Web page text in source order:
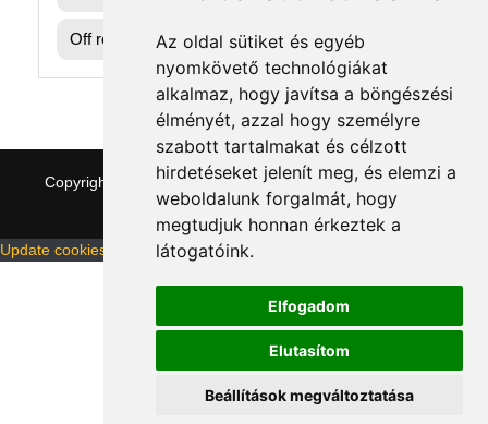
Az oldal sütiket és egyéb
nyomkövető technológiákat
alkalmaz, hogy javítsa a böngészési
élményét, azzal hogy személyre
szabott tartalmakat és célzott
hirdetéseket jelenít meg, és elemzi a
weboldalunk forgalmát, hogy
megtudjuk honnan érkeztek a
látogatóink.
Elfogadom
Elutasítom
Beállítások megváltoztatása
Off road motorok
Copyright © 2026 quaddepo.com | Theme:NewStoreby
ThemeFarmer
Update cookies preferences